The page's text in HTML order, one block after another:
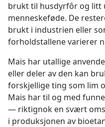
brukt til husdyrfôr og litt
menneskeføde. De
brukt i industrien eller
forholdstallene varierer
Mais har utallige
eller deler av den kan
forskjellige ting som lim
Mais har til og med
— riktignok en svært
i produksjonen av